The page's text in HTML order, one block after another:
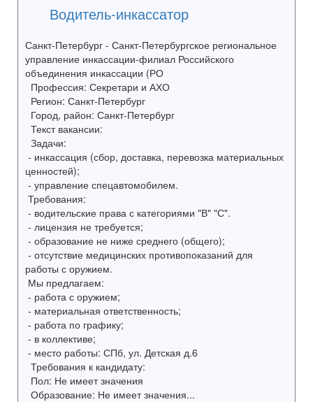
Водитель-инкассатор
Санкт-Петербург - Санкт-Петербургское региональное
управление инкассации-филиал Российского
объединения инкассации (РО
Профессия: Секретари и АХО
Регион: Санкт-Петербург
Город, район: Санкт-Петербург
Текст вакансии:
Задачи:
- инкассация (сбор, доставка, перевозка материальных
ценностей);
- управление спецавтомобилем.
Требования:
- водительские права с категориями "В" "С".
- лицензия не требуется;
- образование не ниже среднего (общего);
- отсутствие медицинских противопоказаний для
работы с оружием.
Мы предлагаем:
- работа с оружием;
- материальная ответственность;
- работа по графику;
- в коллективе;
- место работы: СПб, ул. Детская д.6
Требования к кандидату:
Пол: Не имеет значения
Образование: Не имеет значения...